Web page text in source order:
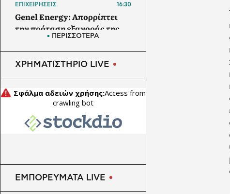
ΕΠΙΧΕΙΡΗΣΕΙΣ 16:30
Genel Energy: Απορρίπτει
την πρόταση εξαγοράς της
DNO ύψους 272 εκατ.
δολαρίων
πρωτοβουλία για τις τιμές
στο ράφι των σούπερ μάρκετ
ΠΕΡΙΣΣΟΤΕΡΑ
ΧΡΗΜΑΤΙΣΤΗΡΙΟ LIVE
ΕΜΠΟΡΕΥΜΑΤΑ LIVE